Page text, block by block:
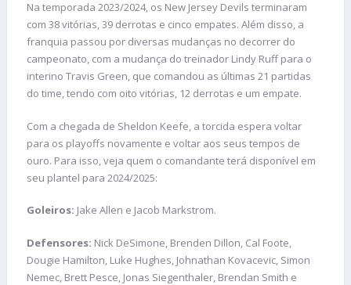
Na temporada 2023/2024, os New Jersey Devils terminaram
com 38 vitórias, 39 derrotas e cinco empates. Além disso, a
franquia passou por diversas mudanças no decorrer do
campeonato, com a mudança do treinador Lindy Ruff para o
interino Travis Green, que comandou as últimas 21 partidas
do time, tendo com oito vitórias, 12 derrotas e um empate.
Com a chegada de Sheldon Keefe, a torcida espera voltar
para os playoffs novamente e voltar aos seus tempos de
ouro. Para isso, veja quem o comandante terá disponível em
seu plantel para 2024/2025:
Goleiros: Jake Allen e Jacob Markstrom.
Defensores: Nick DeSimone, Brenden Dillon, Cal Foote,
Dougie Hamilton, Luke Hughes, Johnathan Kovacevic, Simon
Nemec, Brett Pesce, Jonas Siegenthaler, Brendan Smith e